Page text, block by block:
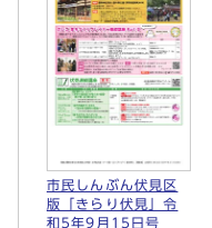
市民しんぶん伏見区
版「きらり伏見」令
和5年9月15日号